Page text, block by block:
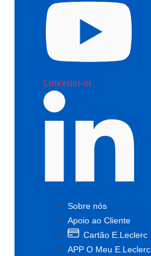
Linkedin-in
Sobre nós
Apoio ao Cliente
Cartão E.Leclerc
APP O Meu E.Leclerc